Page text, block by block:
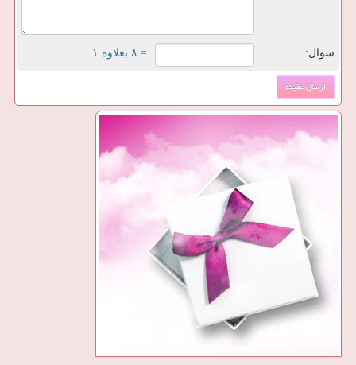
سوال: = ۸ بعلاوه ۱